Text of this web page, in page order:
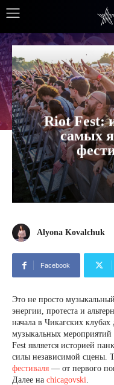
Riot Fest:
самых
Alyona Kovalchuk
Facebook
Это не просто
энергии, протеста и
начала в Чикагских
музыкальных
Fest является историей
силы независимой сцены.
фестиваля — от первого
Далее на chicagovski.